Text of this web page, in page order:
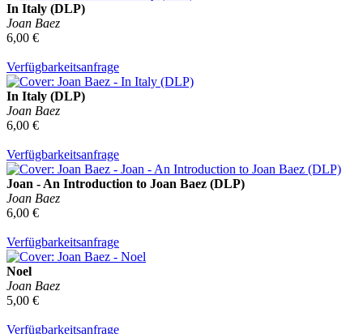
In Italy (DLP)
Joan Baez
6,00 €
Verfügbarkeitsanfrage
In Italy (DLP)
Joan Baez
6,00 €
Verfügbarkeitsanfrage
Joan - An Introduction to Joan Baez (DLP)
Joan Baez
6,00 €
Verfügbarkeitsanfrage
Noel
Joan Baez
5,00 €
Verfügbarkeitsanfrage